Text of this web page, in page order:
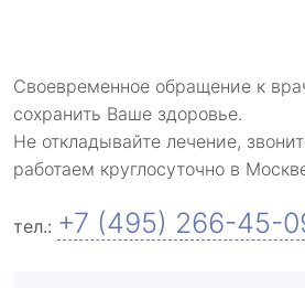
Своевременное обращение к
сохранить Ваше здоровье.
Не откладывайте лечение,
работаем круглосуточно в
тел.: +7 (495) 266-45-